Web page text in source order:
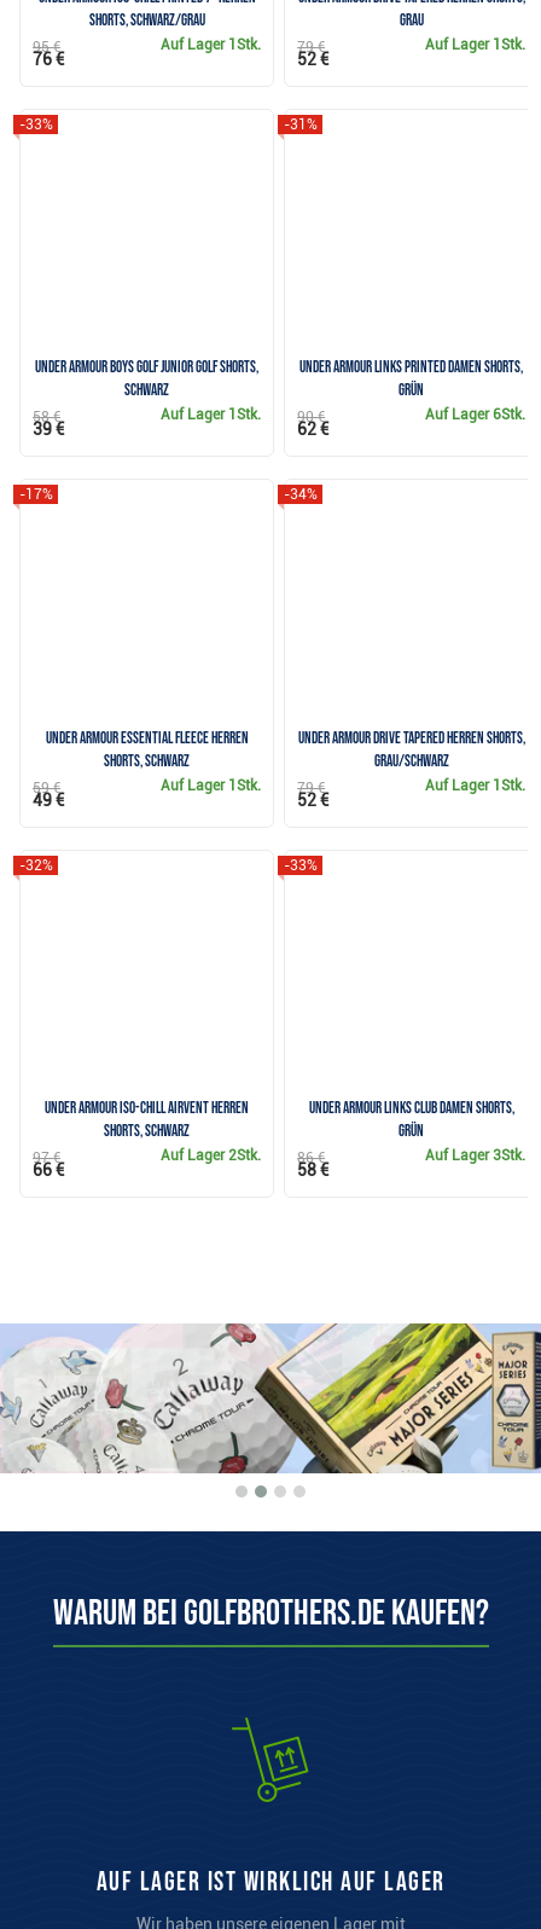
Shorts, schwarz/grau
Auf Lager 1Stk.
95 €
76 €
grau
Auf Lager 1Stk.
79 €
52 €
Under Armour Boys Golf Junior Golf Shorts,
schwarz
-33%
Auf Lager 1Stk.
58 €
39 €
Under Armour Links Printed Damen Shorts,
grün
-31%
Auf Lager6Stk.
90 €
62 €
Under Armour Essential Fleece Herren
Shorts, schwarz
-17%
Auf Lager 1Stk.
59 €
49 €
Under Armour Drive Tapered Herren Shorts,
grau/schwarz
-34%
Auf Lager 1Stk.
79 €
52 €
Under Armour Iso-Chill Airvent Herren
Shorts, schwarz
-32%
Auf Lager2Stk.
97 €
66 €
Under Armour Links Club Damen Shorts,
grün
-33%
Auf Lager3Stk.
86 €
58 €
Warum bei Golfbrothers.de kaufen?
auf Lager ist wirklich auf Lager
Wir haben unsere eigenen Lager mit